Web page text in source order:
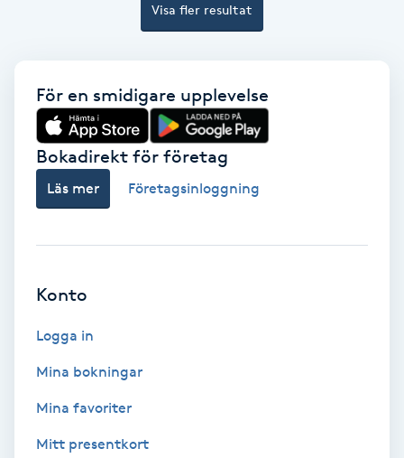
Keratinbehandling
Kinesiologi
Kinesisk medicin
Klippning
Klippning & Slingor
Visa fler resultat
För en smidigare upplevelse
Bokadirekt för företag
Läs mer Företagsinloggning
Konto
Logga in
Mina bokningar
Mina favoriter
Mitt presentkort